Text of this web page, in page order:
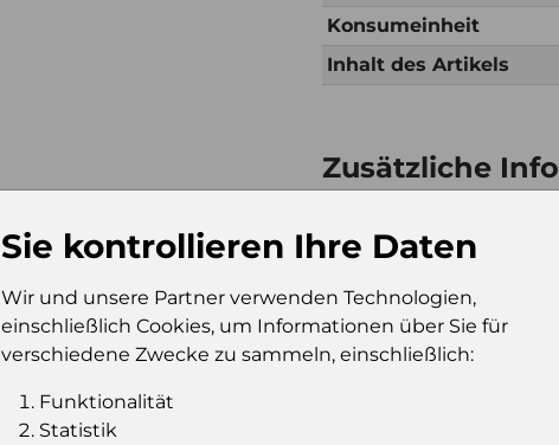
Konsumeinheit
Inhalt des Artikels
Zusätzliche
Verkaufseinheit pro
Konsumeinheit
Stückzahl pro
Palette
Sie kontrollieren Ihre Daten
Wir und unsere Partner verwenden Technologien,
einschließlich Cookies, um Informationen über Sie für
verschiedene Zwecke zu sammeln, einschließlich:
Funktionalität
Statistik